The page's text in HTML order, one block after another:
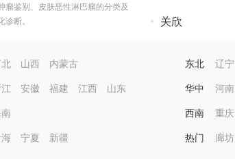
瘤鉴别、皮肤恶性淋巴瘤的分类及
诊断。
关欣
山西 内蒙古 东北 辽宁
安徽 福建 江西 山东 华中 河南
西南 重庆
宁夏 新疆 热门 廊坊